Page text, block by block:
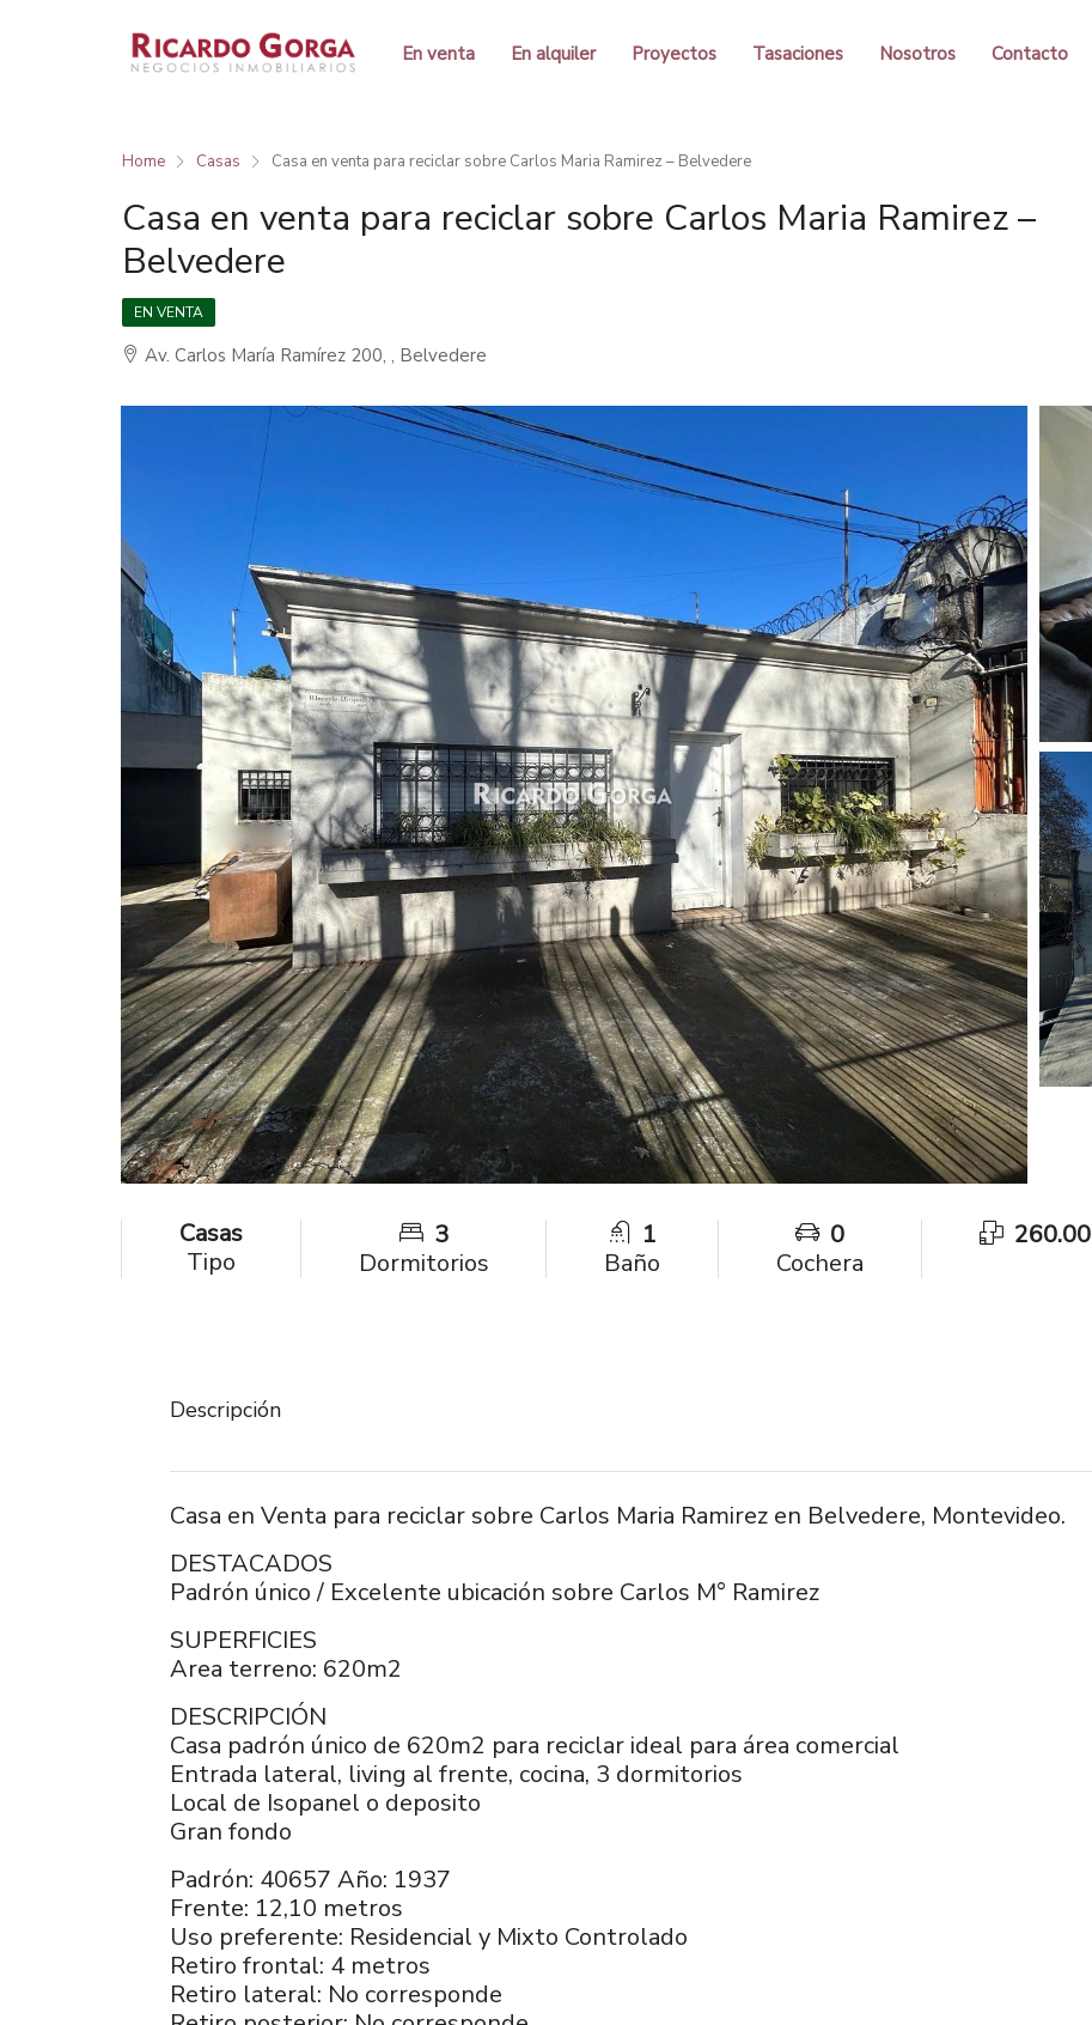
En venta En alquiler Proyectos Tasaciones Nosotros Contacto
Home Casas Casa en venta para reciclar sobre Carlos Maria Ramirez – Belvedere
Casa en venta para reciclar sobre Carlos Maria Ramirez –
Belvedere
EN VENTA
Av. Carlos María Ramírez 200, , Belvedere
Casas
Tipo
3
Dormitorios
1
Baño
0
Cochera
260.00
Descripción
Casa en Venta para reciclar sobre Carlos Maria Ramirez en Belvedere, Montevideo.
DESTACADOS
Padrón único / Excelente ubicación sobre Carlos M° Ramirez
SUPERFICIES
Area terreno: 620m2
DESCRIPCIÓN
Casa padrón único de 620m2 para reciclar ideal para área comercial
Entrada lateral, living al frente, cocina, 3 dormitorios
Local de Isopanel o deposito
Gran fondo
Padrón: 40657 Año: 1937
Frente: 12,10 metros
Uso preferente: Residencial y Mixto Controlado
Retiro frontal: 4 metros
Retiro lateral: No corresponde